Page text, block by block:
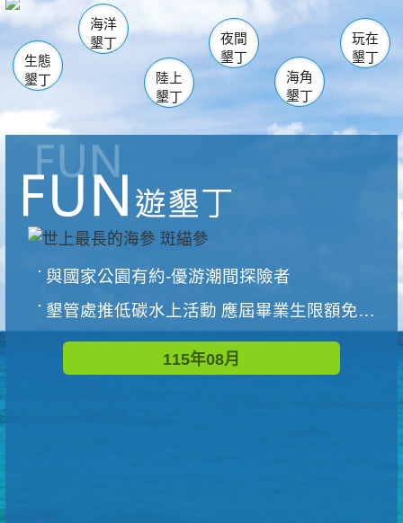
南仁湖
海生館
恆春 佳樂水
龍鑾潭自然中心 森林遊樂區
瓊麻館
關山 墾管處遊客中心
社頂公園 風吹沙
船帆石
白砂 龍磐公園
香蕉灣
砂島
鵝鑾鼻
生態
墾丁
海洋
墾丁
陸上
墾丁
夜間
墾丁
海角
墾丁
玩在
墾丁
與國家公園有約-優游潮間探險者
墾管處推低碳水上活動 應屆畢業生限額免費參加
115年08月